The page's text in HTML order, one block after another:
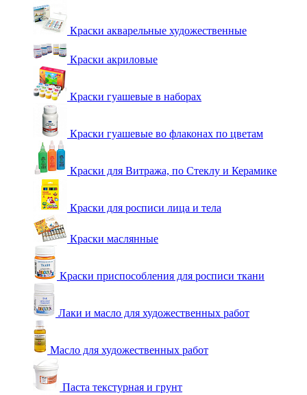
Краски акварельные художественные
Краски акриловые
Краски гуашевые в наборах
Краски гуашевые во флаконах по цветам
Краски для Витража, по Стеклу и Керамике
Краски для росписи лица и тела
Краски маслянные
Краски приспособления для росписи ткани
Лаки и масло для художественных работ
Масло для художественных работ
Паста текстурная и грунт